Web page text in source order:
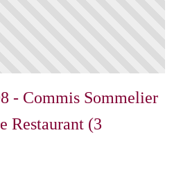
- Commis Sommelier
Restaurant (3